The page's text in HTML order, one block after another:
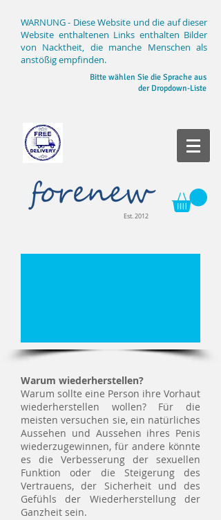
WARNUNG - Diese Website und die auf dieser
Website enthaltenen Links enthalten Bilder
von Nacktheit, die manche Menschen als
anstößig empfinden.
Bitte wählen Sie die Sprache aus
der Dropdown-Liste
Est. 2012
Warum wiederherstellen?
Warum sollte eine Person ihre Vorhaut
wiederherstellen wollen? Für die
meisten versuchen sie, ein natürliches
Aussehen und Aussehen ihres Penis
wiederzugewinnen, für andere könnte
es die Verbesserung der sexuellen
Funktion oder die Steigerung des
Vertrauens, der Sicherheit und des
Gefühls der Wiederherstellung der
Ganzheit sein.